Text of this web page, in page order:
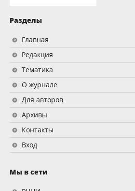
Разделы
Главная
Редакция
Тематика
О журнале
Для авторов
Архивы
Контакты
Вход
Мы в сети